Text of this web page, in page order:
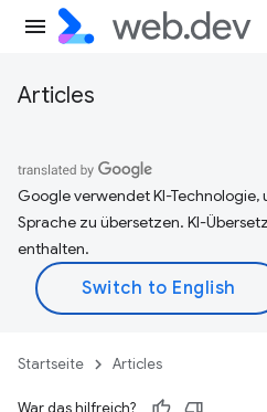
Articles
Google verwendet KI-
Sprache zu übersetzen. KI-
enthalten.
Startseite Articles
War das hilfreich?